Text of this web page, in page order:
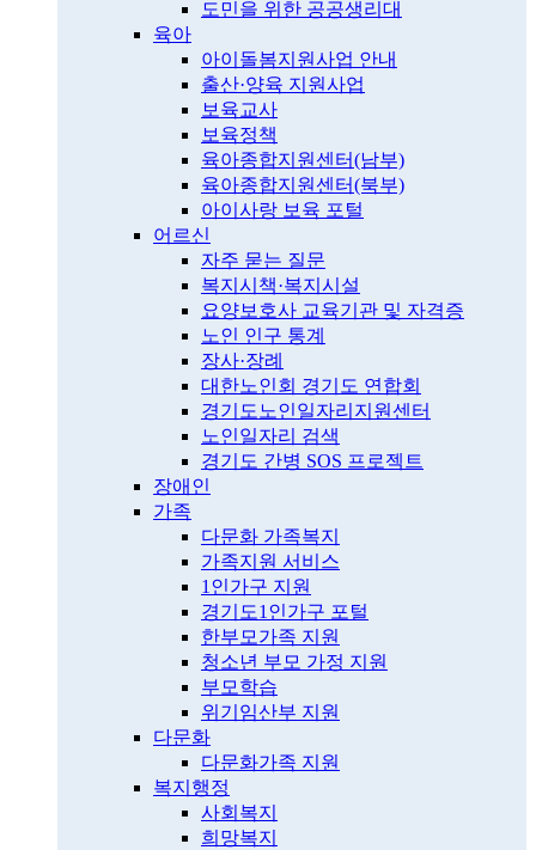
도민을 위한 공공생리대
육아
아이돌봄지원사업 안내
출산·양육 지원사업
보육교사
보육정책
육아종합지원센터(남부)
육아종합지원센터(북부)
아이사랑 보육 포털
어르신
자주 묻는 질문
복지시책·복지시설
요양보호사 교육기관 및 자격증
노인 인구 통계
장사·장례
대한노인회 경기도 연합회
경기도노인일자리지원센터
노인일자리 검색
경기도 간병 SOS 프로젝트
장애인
가족
다문화 가족복지
가족지원 서비스
1인가구 지원
경기도1인가구 포털
한부모가족 지원
청소년 부모 가정 지원
부모학습
위기임산부 지원
다문화
다문화가족 지원
복지행정
사회복지
희망복지